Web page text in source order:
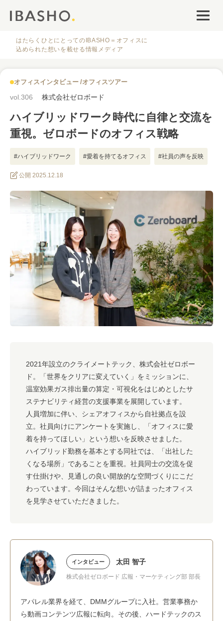
ファシリティナレッジ
IBASHOについて
人気のタグ
#オフィス #インタビュー #ファシリティ
#働き方 #特集 #レイアウト #オフィス移転 #その他
#キャリア #ノウハウ #おしゃれオフィス #メリット
#こだわりオフィス #コスト #コミュニケーション
#フリーアドレス #ブランディング
はたらくひとにとってのIBASHO＝オフィスに
込められた想いを載せる情報メディア
オフィスインタビュー オフィスツアー
vol.306 株式会社ゼロボード
ハイブリッドワーク時代に自律と交流を
重視。ゼロボードのオフィス戦略
#ハイブリッドワーク #愛着を持てるオフィス #社員の声を反映
公開 2025.12.18
2021年設立のクライメートテック、株式会社ゼロボー
ド。「世界をクリアに変えていく」をミッションに、
温室効果ガス排出量の算定・可視化をはじめとしたサ
ステナビリティ経営の支援事業を展開しています。
人員増加に伴い、シェアオフィスから自社拠点を設
立。社員向けにアンケートを実施し、「オフィスに愛
着を持ってほしい」という想いを反映させました。
ハイブリッド勤務を基本とする同社では、「出社した
くなる場所」であることを重視。社員同士の交流を促
す仕掛けや、見通しの良い開放的な空間づくりにこだ
わっています。今回はそんな想いが詰まったオフィス
を見学させていただきました。
インタビュー 太田 智子
株式会社ゼロボード 広報・マーケティング部 部長
アパレル業界を経て、DMMグループに入社。営業事務か
ら動画コンテンツ広報に転向。その後、ハードテックのス